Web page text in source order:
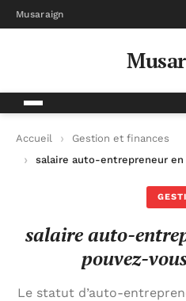
Musaraign
Accueil
Gestion et finances
salaire auto-entrepreneur en
salaire auto-
pouvez-
Le statut d’auto-